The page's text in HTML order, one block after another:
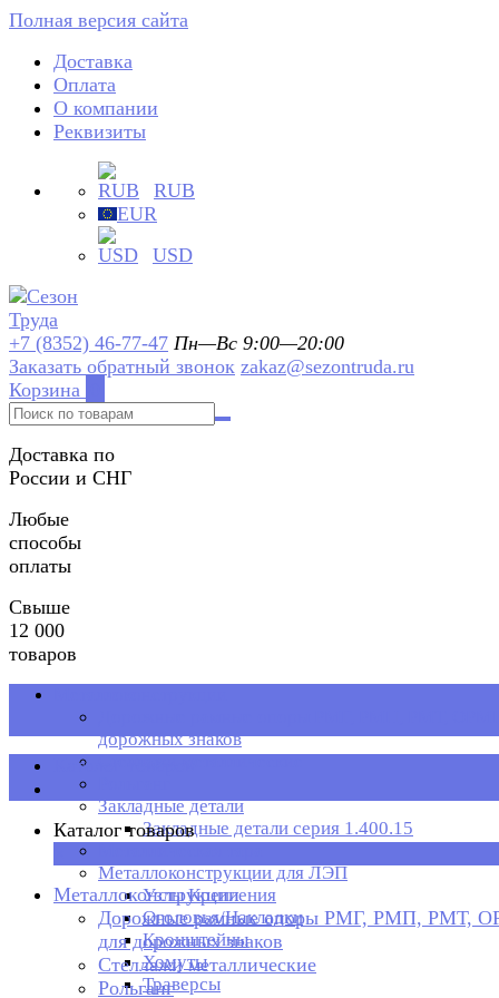
Полная версия сайта
Доставка
Оплата
О компании
Реквизиты
RUB
EUR
USD
+7 (8352) 46-77-47 Пн—Вс 9:00—20:00
Заказать обратный звонок zakaz@sezontruda.ru
Корзина
Доставка по
России и СНГ
Любые
способы
оплаты
Свыше
12 000
товаров
дорожных знаков
Стеллажи металлические
Закладные детали
Закладные детали серия 1.400.15
Металлоконструкции для ЛЭП
Узлы Крепления
Оголовья/Накладки
Кронштейны
Хомуты
Траверсы
Каталог товаров
Каталог товаров
Металлоконструкции
Дорожные рамные опоры РМГ, РМП, РМТ,
для дорожных знаков
Стеллажи металлические
Рольганг